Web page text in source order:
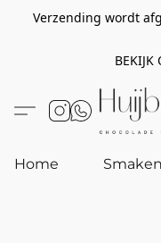
Verzending wordt
BEKIJK
Home Smaken